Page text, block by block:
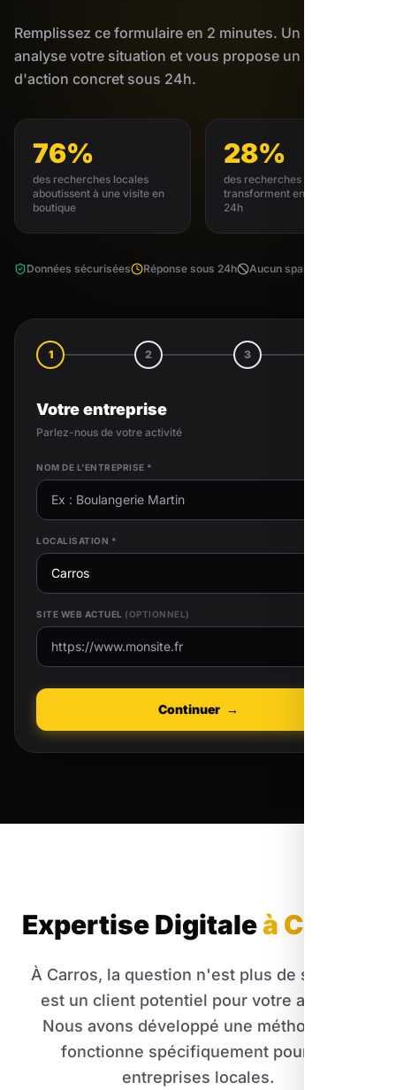
Remplissez ce formulaire en 2 minutes. Un expert
analyse votre situation et vous propose un plan
d'action concret sous 24h.
76%
des recherches locales
aboutissent à une visite en
boutique
28%
des recherches locales se
transforment en achat sous
24h
Données sécurisées Réponse sous 24h Aucun spam
1 2 3
Votre entreprise
Parlez-nous de votre activité
NOM DE L'ENTREPRISE *
LOCALISATION *
SITE WEB ACTUEL (OPTIONNEL)
Continuer →
Expertise Digitaleà Carros
À Carros, la question n'est plus de savoir si
est un client potentiel pour votre activité.
Nous avons développé une méthode qui
fonctionne spécifiquement pour les
entreprises locales.